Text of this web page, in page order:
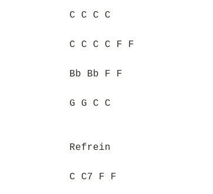
C C C C
C C C C F F
Bb Bb F F
G G C C
Refrein
C C7 F F